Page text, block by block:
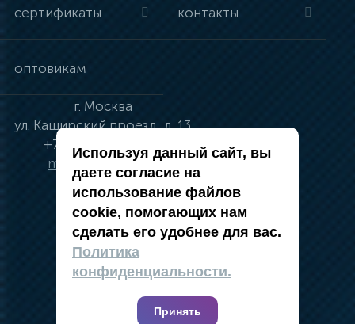
сертификаты контакты
оптовикам
г. Москва
ул. Каширский проезд, д. 13
+7 (495) 134-41-83
moskva@vincci.ru
политика в отношении обработки
персональных данных
публичная оферта
карта сайта
Используя данный сайт, вы
даете согласие на
использование файлов
cookie, помогающих нам
сделать его удобнее для вас.
Политика
конфиденциальности.
Принять